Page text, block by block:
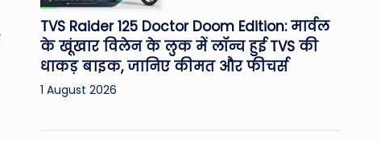
TVS Raider 125 Doctor Doom Edition: मार्वल
के खूंखार विलेन के लुक में लॉन्च हुई TVS की
धाकड़ बाइक, जानिए कीमत और फीचर्स
1 August 2026